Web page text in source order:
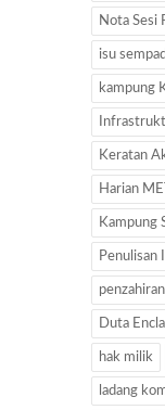
Nota Sesi
isu
kampung
Keratan
Harian
Kampung
Penulisan
Duta
hak milik
ladang